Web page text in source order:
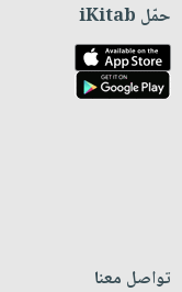
حمّل iKitab
تواصل معنا